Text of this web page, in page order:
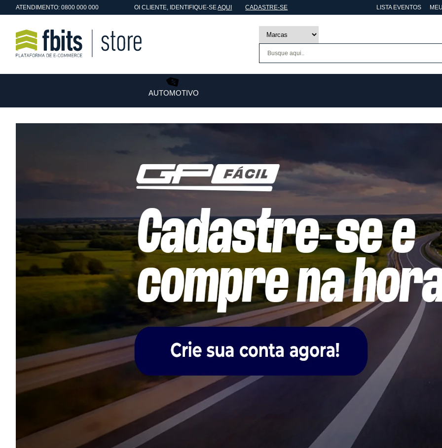
ATENDIMENTO: 0800 000 000 OICLIENTE, IDENTIFIQUE-SEAQUI CADASTRE-SE LISTA EVENTOS
AUTOMOTIVO